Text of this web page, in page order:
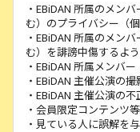
・EBiDAN 所属のメン
む）のプライバシー（
・EBiDAN 所属のメン
む）を誹謗中傷するよ
・EBiDAN 所属メンバ
・EBiDAN 主催公演の
・EBiDAN 主催公演の
・会員限定コンテンツ
・見ている人に誤解を